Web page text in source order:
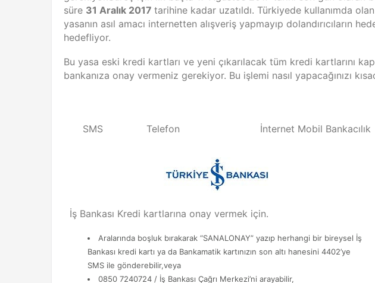
süre 31 Aralık 2017 tarihine kadar uzatıldı. Türkiyede kullanımda
yasanın asıl amacı internetten alışveriş yapmayıp dolandırıcıların
hedefliyor.
Bu yasa eski kredi kartları ve yeni çıkarılacak tüm kredi kartlarını
bankanıza onay vermeniz gerekiyor. Bu işlemi nasıl yapacağınızı
SMS Telefon İnternet Mobil Bankacılık
İş Bankası Kredi kartlarına onay vermek için.
Aralarında boşluk bırakarak “SANALONAY” yazıp herhangi bir bireysel İş
Bankası kredi kartı ya da Bankamatik kartınızın son altı hanesini 4402’ye
SMS ile gönderebilir,veya
0850 7240724 / İş Bankası Çağrı Merkezi’ni arayabilir,